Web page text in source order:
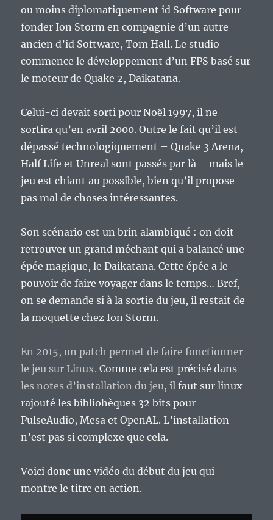
ou moins diplomatiquement id Software pour
fonder Ion Storm en compagnie d’un autre
ancien d’id Software, Tom Hall. Le studio
commence le développement d’un FPS basé sur
le moteur de Quake 2, Daikatana.
Celui-ci devait sorti pour Noël 1997, il ne
sortira qu’en avril 2000. Outre le fait qu’il est
dépassé technologiquement – Quake 3 Arena,
Half Life et Unreal sont passés par là – mais le
jeu est chiant au possible, bien qu’il propose
pas mal de choses intéressantes.
Son scénario est un brin alambiqué : on doit
retrouver un grand méchant qui a balancé une
épée magique, le Daikatana. Cette épée a le
pouvoir de faire voyager dans le temps… Bref,
on se demande si à la sortie du jeu, il restait de
la moquette chez Ion Storm.
En 2015, un patch permet de faire fonctionner
le jeu sur Linux. Comme cela est précisé dans
les notes d’installation du jeu, il faut sur linux
rajouté les bibliohèques 32 bits pour
PulseAudio, Mesa et OpenAL. L’installation
n’est pas si complexe que cela.
Voici donc une vidéo du début du jeu qui
montre le titre en action.